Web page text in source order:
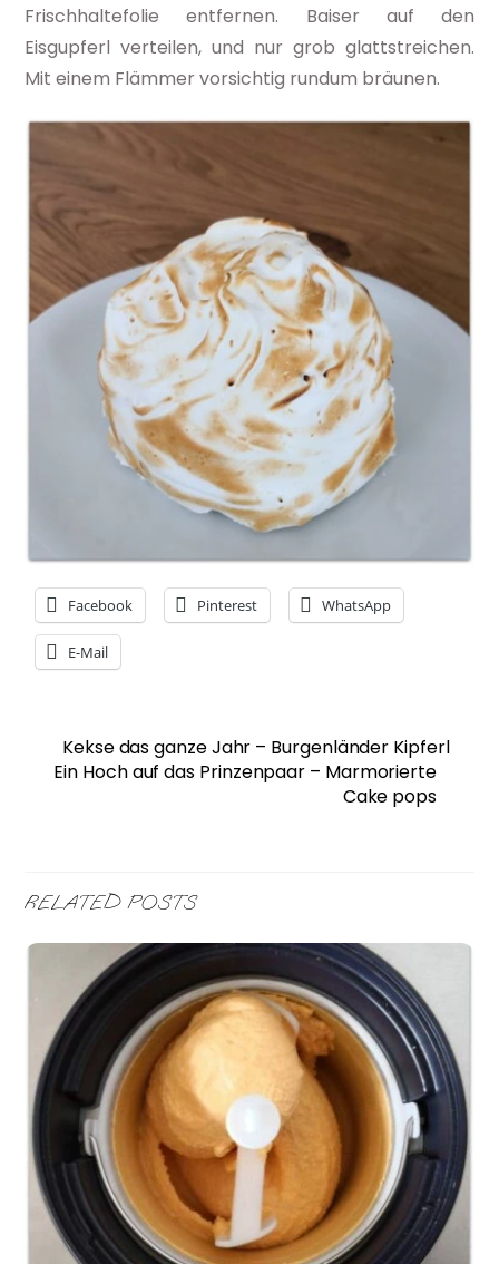
Frischhaltefolie entfernen. Baiser auf den
Eisgupferl verteilen, und nur grob glattstreichen.
Mit einem Flämmer vorsichtig rundum bräunen.
Facebook Pinterest WhatsApp
E-Mail
Kekse das ganze Jahr – Burgenländer Kipferl
Ein Hoch auf das Prinzenpaar – Marmorierte
Cake pops
RELATED POSTS